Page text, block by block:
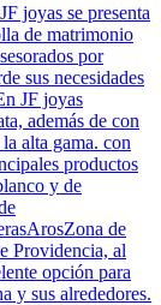
joyas se presenta
de matrimonio
por
sus necesidades
JF joyas
además de con
alta gama. con
productos
y de
de
Providencia, al
opción para
y sus alrededores.